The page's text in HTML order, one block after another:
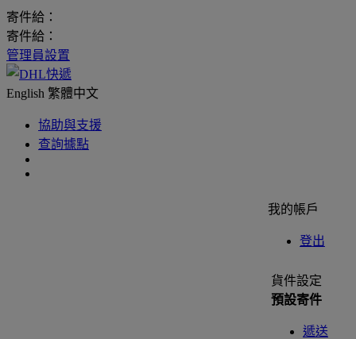
寄件給：
寄件給：
管理員設置
English 繁體中文
協助與支援
查詢據點
我的帳戶
登出
貨件設定
預設寄件
遞送